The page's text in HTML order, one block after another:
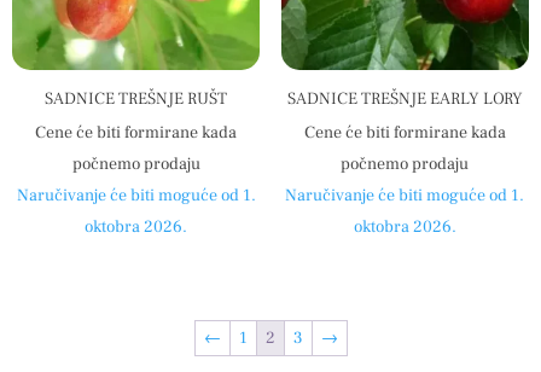
SADNICE TREŠNJE RUŠT
Cene će biti formirane kada
počnemo prodaju
Naručivanje će biti moguće od 1.
oktobra 2026.
SADNICE TREŠNJE EARLY LORY
Cene će biti formirane kada
počnemo prodaju
Naručivanje će biti moguće od 1.
oktobra 2026.
← 1 2 3 →